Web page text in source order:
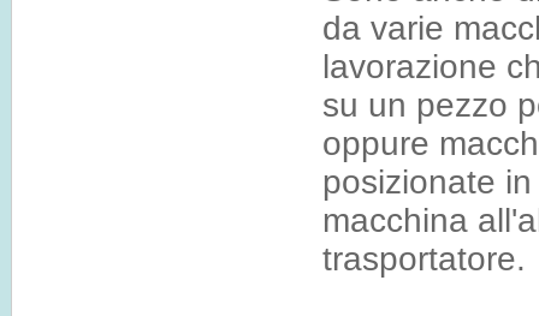
da varie
lavorazione
su un pezzo
oppure
posizionate
macchina
trasportatore.